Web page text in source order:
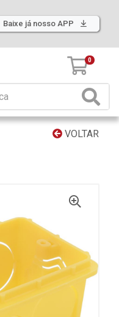
Baixe já nosso APP
0
VOLTAR